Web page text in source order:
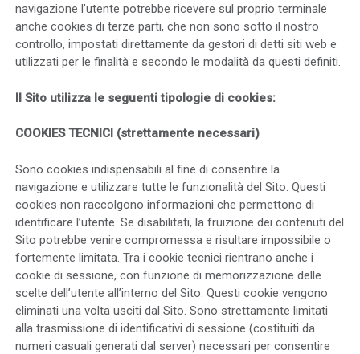
navigazione l’utente potrebbe ricevere sul proprio terminale
anche cookies di terze parti, che non sono sotto il nostro
controllo, impostati direttamente da gestori di detti siti web e
utilizzati per le finalità e secondo le modalità da questi definiti.
Il Sito utilizza le seguenti tipologie di cookies:
COOKIES TECNICI (strettamente necessari)
Sono cookies indispensabili al fine di consentire la
navigazione e utilizzare tutte le funzionalità del Sito. Questi
cookies non raccolgono informazioni che permettono di
identificare l’utente. Se disabilitati, la fruizione dei contenuti del
Sito potrebbe venire compromessa e risultare impossibile o
fortemente limitata. Tra i cookie tecnici rientrano anche i
cookie di sessione, con funzione di memorizzazione delle
scelte dell’utente all’interno del Sito. Questi cookie vengono
eliminati una volta usciti dal Sito. Sono strettamente limitati
alla trasmissione di identificativi di sessione (costituiti da
numeri casuali generati dal server) necessari per consentire